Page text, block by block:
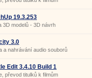
19.3.253
3D modelů - 3D návrh
3.0
a nahrávání audio souborů
Edit 3.4.10 Build 1
převod titulků k filmům